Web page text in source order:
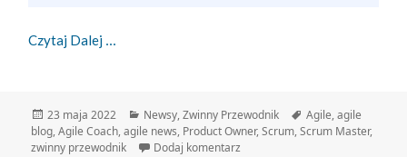
Czytaj Dalej
Data
publikacji
23 maja 2022 Kategorie
Newsy,Zwinny Przewodnik Tagi
Agile,agile
blog,Agile Coach,agile news, Product Owner,Scrum,Scrum Master,
zwinny przewodnik
Dodaj komentarz